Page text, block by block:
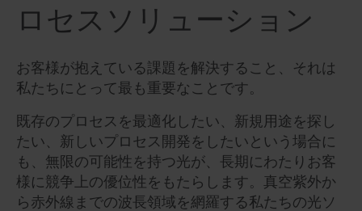
ロセスソリューション
お客様が抱えている課題を解決すること、それは
私たちにとって最も重要なことです。
既存のプロセスを最適化したい、新規用途を探し
たい、新しいプロセス開発をしたいという場合に
も、無限の可能性を持つ光が、長期にわたりお客
様に競争上の優位性をもたらします。真空紫外か
ら赤外線までの波長領域を網羅する私たちの光ソ